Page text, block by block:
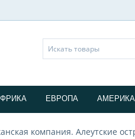
ЕВРОПА АМЕРИКА
компания. Алеутские